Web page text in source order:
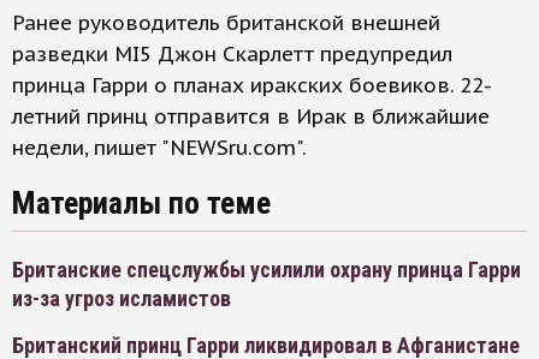
Ранее руководитель британской внешней
разведки МI5 Джон Скарлетт предупредил
принца Гарри о планах иракских боевиков. 22-
летний принц отправится в Ирак в ближайшие
недели, пишет "NEWSru.com".
Материалы по теме
Британские спецслужбы усилили охрану принца Гарри
из-за угроз исламистов
Британский принц Гарри ликвидировал в Афганистане